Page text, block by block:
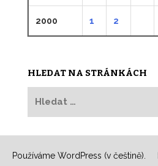
2000 1 2
HLEDAT NA STRÁNKÁCH
Používáme WordPress (v češtině).